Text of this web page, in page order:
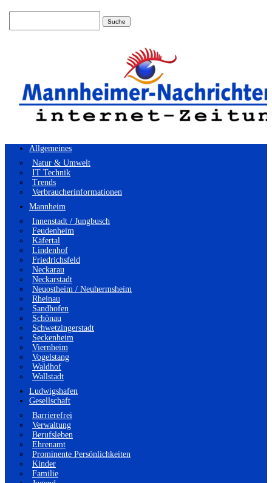
Allgemeines
Natur & Umwelt
IT Technik
Trends
Verbraucherinformationen
Mannheim
Innenstadt / Jungbusch
Feudenheim
Käfertal
Lindenhof
Friedrichsfeld
Neckarau
Neckarstadt
Neuostheim / Neuhermsheim
Rheinau
Sandhofen
Schönau
Schwetzingerstadt
Seckenheim
Viernheim
Vogelstang
Waldhof
Wallstadt
Ludwigshafen
Gesellschaft
Barrierefrei
Verwaltung
Berufsleben
Ehrenamt
Prominente Persönlichkeiten
Kinder
Familie